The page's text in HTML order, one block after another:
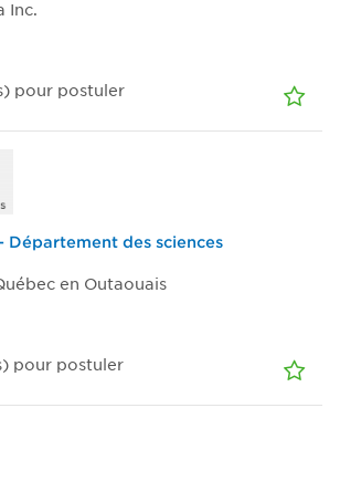
Inc.
pour postuler
Département des sciences
en Outaouais
pour postuler